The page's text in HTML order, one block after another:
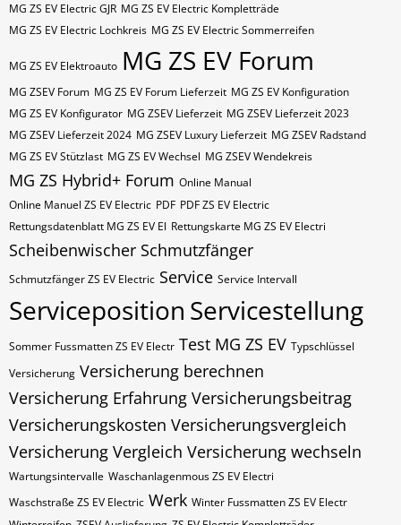
MG ZS EV Electric GJR MG ZS EV Electric Kompletträde
MG ZS EV Electric Lochkreis MG ZS EV Electric Sommerreifen
MG ZS EV Elektroauto MG ZS EV Forum
MG ZSEV Forum MG ZS EV Forum Lieferzeit MG ZS EV Konfiguration
MG ZS EV Konfigurator MG ZSEV Lieferzeit MG ZSEV Lieferzeit 2023
MG ZSEV Lieferzeit 2024 MG ZSEV Luxury Lieferzeit MG ZSEV Radstand
MG ZS EV Stützlast MG ZS EV Wechsel MG ZSEV Wendekreis
MG ZS Hybrid+ Forum Online Manual
Online Manuel ZS EV Electric PDF PDF ZS EV Electric
Rettungsdatenblatt MG ZS EV El Rettungskarte MG ZS EV Electri
Scheibenwischer Schmutzfänger
Schmutzfänger ZS EV Electric Service Service Intervall
Serviceposition Servicestellung
Sommer Fussmatten ZS EV Electr Test MG ZS EV Typschlüssel
Versicherung Versicherung berechnen
Versicherung Erfahrung Versicherungsbeitrag
Versicherungskosten Versicherungsvergleich
Versicherung Vergleich Versicherung wechseln
Wartungsintervalle Waschanlagenmous ZS EV Electri
Waschstraße ZS EV Electric Werk Winter Fussmatten ZS EV Electr